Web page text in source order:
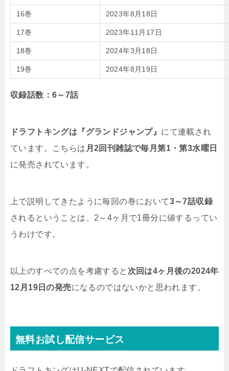
16巻 2023年8月18日
17巻 2023年11月17日
18巻 2024年3月18日
19巻 2024年8月19日
収録話数：6～7話
ドラフトキングは『グランドジャンプ』 にて連載され
ています。こちらは 月2回刊雑誌で毎月第1・第3水曜日
に発売されています。
上で説明してきたように毎回の巻において3～7話収録
されるということは、2～4ヶ月で1冊分に値するってい
うわけです。
以上のすべての点を考慮すると 次回は4ヶ月後の2024年
12月19日の発売になるのではないかと思われます。
無料お試し配信サービス